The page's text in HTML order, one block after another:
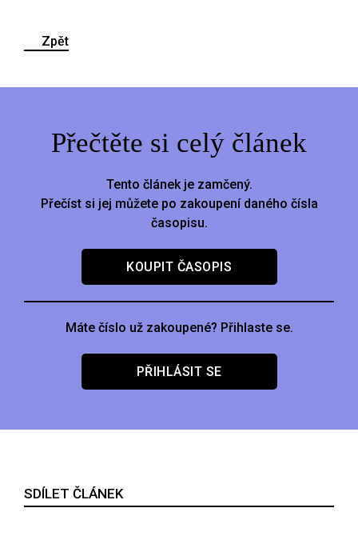
Zpět
Přečtěte si celý článek
Tento článek je zamčený.
Přečíst si jej můžete po zakoupení daného čísla
časopisu.
KOUPIT ČASOPIS
Máte číslo už zakoupené? Přihlaste se.
PŘIHLÁSIT SE
SDÍLET ČLÁNEK